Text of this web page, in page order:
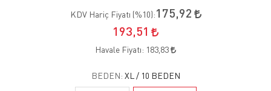
KDV Hariç Fiyatı (%10):175,92
193,51
Havale Fiyatı: 183,83
BEDEN: XL / 10 BEDEN